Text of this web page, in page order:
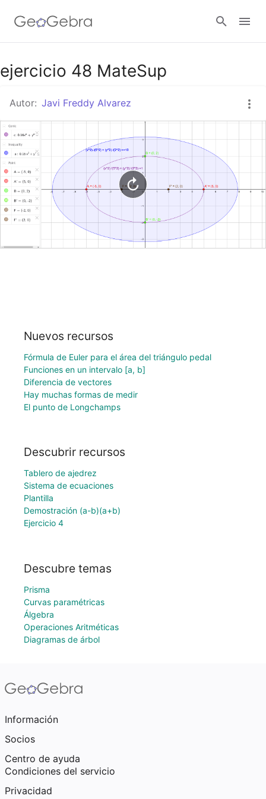
Google Classroom
GeoGebra Classroom
Abrir sesión
ejercicio 48 MateSup
Autor: Javi Freddy Alvarez
Nuevos recursos
Fórmula de Euler para el área del triángulo pedal
Funciones en un intervalo [a, b]
Diferencia de vectores
Hay muchas formas de medir
El punto de Longchamps
Descubrir recursos
Tablero de ajedrez
Sistema de ecuaciones
Plantilla
Demostración (a-b)(a+b)
Ejercicio 4
Descubre temas
Prisma
Curvas paramétricas
Álgebra
Operaciones Aritméticas
Diagramas de árbol
Información
Socios
Centro de ayuda
Condiciones del servicio
Privacidad